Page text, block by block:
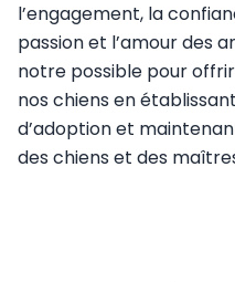
l’engagement, la
passion et l’amour des
notre possible pour
nos chiens en
d’adoption et
des chiens et des